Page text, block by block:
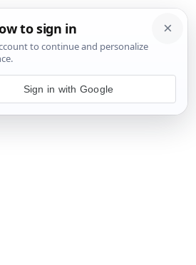
la Gastritis al Instante: Remedios
y la Acidez
30 agosto, 2024
Sign in with Google